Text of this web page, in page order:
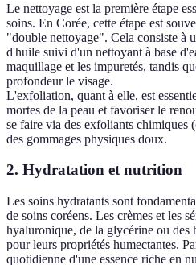
Le nettoyage est la première étape
soins. En Corée, cette étape est
"double nettoyage". Cela consiste à
d'huile suivi d'un nettoyant à base
maquillage et les impuretés, tandis
profondeur le visage.
L'exfoliation, quant à elle, est
mortes de la peau et favoriser le
se faire via des exfoliants chimiques
des gommages physiques doux.
2. Hydratation et nutrition
Les soins hydratants sont
de soins coréens. Les crèmes et les
hyaluronique, de la glycérine ou des
pour leurs propriétés humectantes.
quotidienne d'une essence riche en